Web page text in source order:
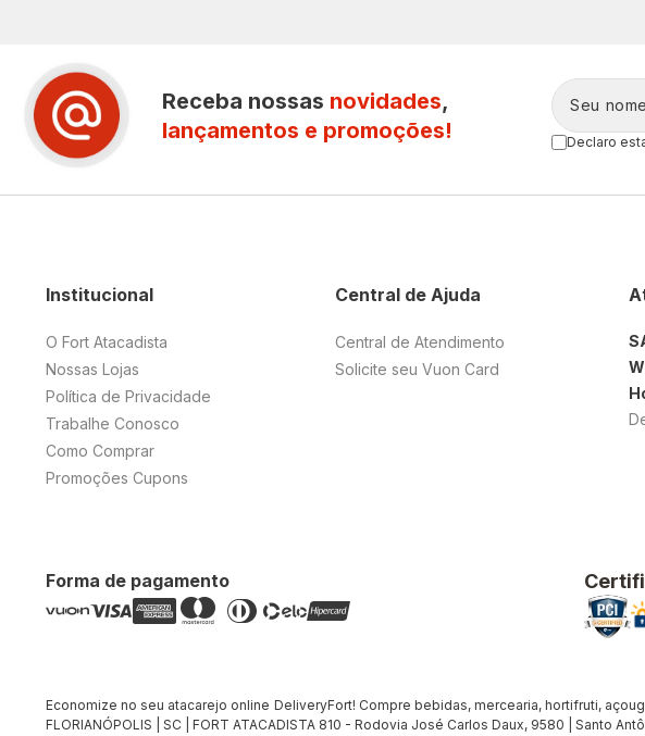
Receba nossas novidades,
lançamentos e promoções!
Declaro
Central de Ajuda
Central de Atendimento
Solicite seu Vuon Card
Institucional
O Fort Atacadista
Nossas Lojas
Política de Privacidade
Trabalhe Conosco
Como Comprar
Promoções Cupons
Forma de pagamento
Economize no seu atacarejo online DeliveryFort! Compre bebidas, mercearia, hortifruti,
FLORIANÓPOLIS | SC | FORT ATACADISTA 810 - Rodovia José Carlos Daux, 9580 | Santo